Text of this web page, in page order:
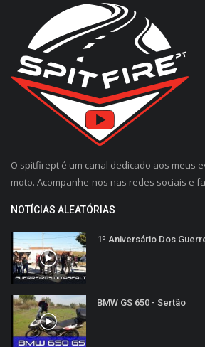
O spitfirept é um canal dedicado aos meus
moto. Acompanhe-nos nas redes sociais e
NOTÍCIAS ALEATÓRIAS
1º Aniversário Dos
BMW GS 650 - Sertão